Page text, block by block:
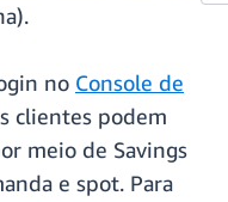
no Console de
clientes podem
meio de Savings
e spot. Para